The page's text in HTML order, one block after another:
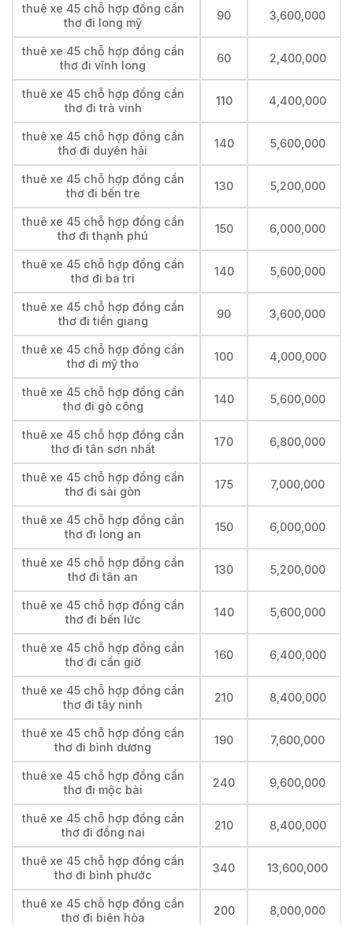
thuê xe 45 chỗ hợp đồng cần
thơ đi long mỹ
90 3,600,000
thuê xe 45 chỗ hợp đồng cần
thơ đi vĩnh long
60 2,400,000
thuê xe 45 chỗ hợp đồng cần
thơ đi trà vinh
110 4,400,000
thuê xe 45 chỗ hợp đồng cần
thơ đi duyên hải
140 5,600,000
thuê xe 45 chỗ hợp đồng cần
thơ đi bến tre
130 5,200,000
thuê xe 45 chỗ hợp đồng cần
thơ đi thạnh phú
150 6,000,000
thuê xe 45 chỗ hợp đồng cần
thơ đi ba tri
140 5,600,000
thuê xe 45 chỗ hợp đồng cần
thơ đi tiền giang
90 3,600,000
thuê xe 45 chỗ hợp đồng cần
thơ đi mỹ tho
100 4,000,000
thuê xe 45 chỗ hợp đồng cần
thơ đi gò công
140 5,600,000
thuê xe 45 chỗ hợp đồng cần
thơ đi tân sơn nhất
170 6,800,000
thuê xe 45 chỗ hợp đồng cần
thơ đi sài gòn
175 7,000,000
thuê xe 45 chỗ hợp đồng cần
thơ đi long an
150 6,000,000
thuê xe 45 chỗ hợp đồng cần
thơ đi tân an
130 5,200,000
thuê xe 45 chỗ hợp đồng cần
thơ đi bến lức
140 5,600,000
thuê xe 45 chỗ hợp đồng cần
thơ đi cần giờ
160 6,400,000
thuê xe 45 chỗ hợp đồng cần
thơ đi tây ninh
210 8,400,000
thuê xe 45 chỗ hợp đồng cần
thơ đi bình dương
190 7,600,000
thuê xe 45 chỗ hợp đồng cần
thơ đi mộc bài
240 9,600,000
thuê xe 45 chỗ hợp đồng cần
thơ đi đồng nai
210 8,400,000
thuê xe 45 chỗ hợp đồng cần
thơ đi bình phước
340 13,600,000
thuê xe 45 chỗ hợp đồng cần
thơ đi biên hòa
200 8,000,000